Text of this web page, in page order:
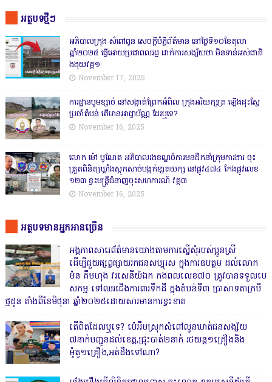
អត្ថបទថ្មីៗ
អភិបាលក្រុង សំពៅពូន សេចក្តីបំភ្លឺព័ត៌មាន នៅថ្ងៃទី១០ខែតុលា
ឆ្នាំ២០២៥ ធ្វើអោយប្រជាពលរដ្ឋ ដាក់ការសង្ស័យថា មិនទាន់អស់ជាតិ
ងងុយវគ្គ១
November 17, 2025
ការដ្ឋានបូមខ្សាច់ នៅសង្កាត់ព្រែកអំពិល ក្រុងអរិយក្សត្រ ឡើងដុះស្លែ
ប្រចាំតំបន់ តើមានអាជ្ញាប័ណ្ណ ដែរឬទេ?
November 16, 2025
លោក ម៉ៅ បូណែត អភិបាលរងខណ្ឌចំការមនដឹកនាំក្រុមការងារ ចុះ
ត្រួតពិនិត្យឃ្លាំងស្តុកសាច់បង្កក់ខា្នតយក្ស នៅផ្លូវ៤៧៤ កែងផ្លូវលេខ
១២៣ ខ្វះមន្ត្រីជំនាញចុះសហការណ៍ វគ្គ៣
November 16, 2025
អត្ថបទមានអ្នកអានច្រើន
អង្គភាពសារេព័ត៌មានយោងតាមការស្នើសុំរបស់ប្អូនស្រី
ដើម្បីជួយផ្សព្វផ្សាយរកជនសប្បុរស ក្នុងការឧបត្ថម ដល់លោក
ម៉ន គឹមហុង វរសេនីយ៍ឯក កងពលលេខ៧០ ត្រូវបានទទួលបេ
សកម្ម ទៅឈរជើងការពារទឹកដី ក្នុងតំបន់ទី៣ ប្រាសាទតាក្របី
ថ្មដូន តាំងពីខែមិថុនា ឆ្នាំ២០២៥ដោយសារមានការខ្វះខាត
តើពិតដែលឬទេ? ប៉េអឹមស្រុកសំពៅលូនឃាត់ជនសង្ស័យ
៧នាក់បញ្ជូនដល់ខេត្ត,ជ្រុះបាត់២នាក់ រថយន្ត១គ្រឿងនិង
ម៉ូតូ១គ្រឿង,អត់ដឹងទៅណា?